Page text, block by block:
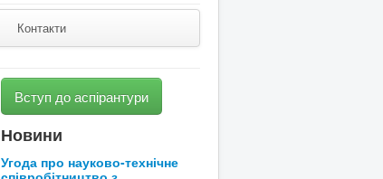
Контакти
Вступ до аспірантури
Новини
Угода про науково-технічне